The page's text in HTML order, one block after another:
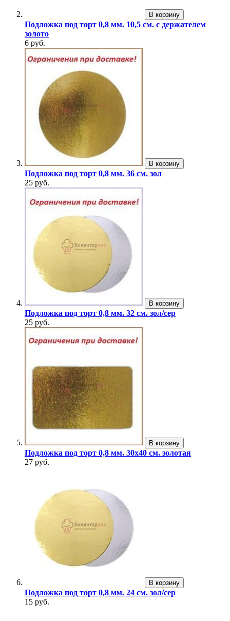
В корзину
Подложка под торт 0,8 мм. 10,5 см. с держателем
золото
6 руб.
В корзину
Подложка под торт 0,8 мм. 36 см. зол
25 руб.
В корзину
Подложка под торт 0,8 мм. 32 см. зол/сер
25 руб.
В корзину
Подложка под торт 0,8 мм. 30х40 см. золотая
27 руб.
В корзину
Подложка под торт 0,8 мм. 24 см. зол/сер
15 руб.